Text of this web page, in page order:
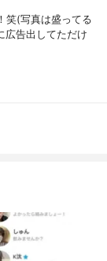
笑(写真は盛ってる
広告出してただけ